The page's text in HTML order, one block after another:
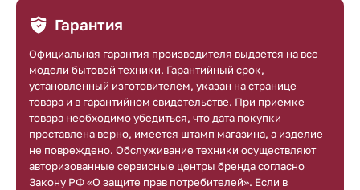
Гарантия
Официальная гарантия производителя выдается на все
модели бытовой техники. Гарантийный срок,
установленный изготовителем, указан на странице
товара и в гарантийном свидетельстве. При приемке
товара необходимо убедиться, что дата покупки
проставлена верно, имеется штамп магазина, а изделие
не повреждено. Обслуживание техники осуществляют
авторизованные сервисные центры бренда согласно
Закону РФ «О защите прав потребителей». Если в